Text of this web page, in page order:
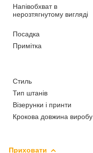
Напівобхват в
нерозтягнутому вигляді
Посадка
Примітка
Стиль
Тип штанів
Візерунки і принти
Крокова довжина виробу
Приховати